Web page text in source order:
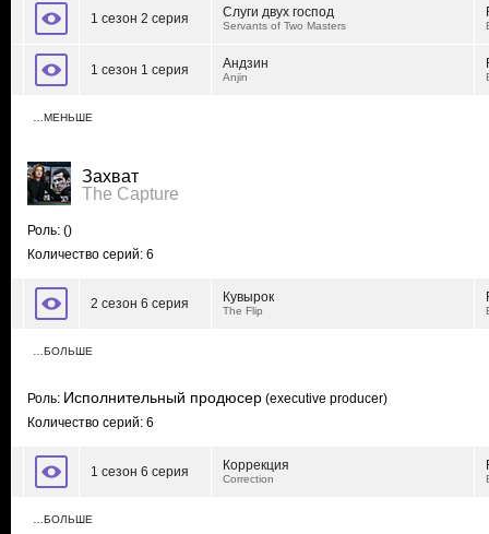
1 сезон 2 серия Слуги двух господ
Servants of Two Masters
1 сезон 1 серия Андзин
Anjin
…МЕНЬШЕ
Захват
The Capture
Роль: ()
Количество серий: 6
2 сезон 6 серия Кувырок
The Flip
…БОЛЬШЕ
Роль: Исполнительный продюсер (executive producer)
Количество серий: 6
1 сезон 6 серия Коррекция
Correction
…БОЛЬШЕ